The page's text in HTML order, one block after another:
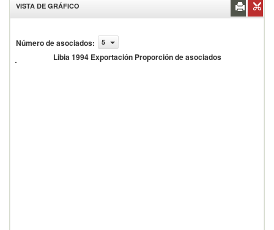
VISTA DE GRÁFICO
Número de asociados: 5
Libia 1994 Exportación Proporción de asociados
1994